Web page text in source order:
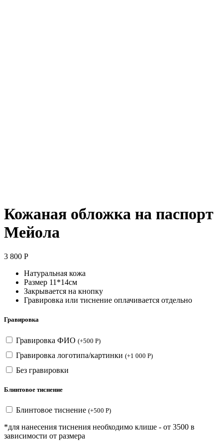
Кожаная обложка на паспорт
Мейола
3 800 Р
Натуральная кожа
Размер 11*14см
Закрывается на кнопку
Гравировка или тиснение оплачивается отдельно
Гравировка
Гравировка ФИО (+500 Р)
Гравировка логотипа/картинки (+1 000 Р)
Без гравировки
Блинтовое тиснение
Блинтовое тиснение (+500 Р)
*для нанесения тиснения необходимо клише - от 3500 в
зависимости от размера